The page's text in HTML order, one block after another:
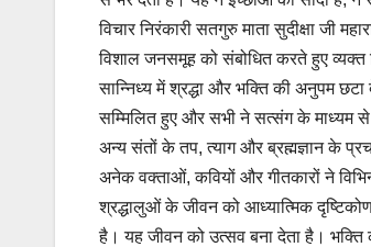
विचार निरंकारी सतगुरु माता सुदीक्षा जी
विशाल जनसमूह को संबोधित करते हुए व्यक्त
सान्निध्य में श्रद्धा और भक्ति की अनुपम
सम्मिलित हुए और सभी ने सत्संग के माध्यम
अन्य संतों के तप, त्याग और ब्रह्मज्ञान के
अनेक वक्ताओं, कवियों और गीतकारों ने
श्रद्धालुओं के जीवन को आध्यात्मिक
है। यह जीवन को उत्सव बना देता है।